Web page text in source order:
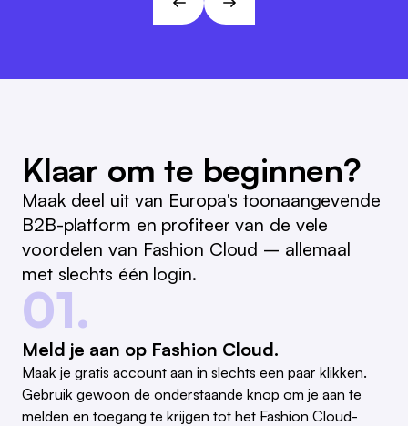
Klaar om te beginnen?
Maak deel uit van Europa's toonaangevende
B2B-platform en profiteer van de vele
voordelen van Fashion Cloud – allemaal
met slechts één login.
01.
Meld je aan op Fashion Cloud.
Maak je gratis account aan in slechts een paar klikken.
Gebruik gewoon de onderstaande knop om je aan te
melden en toegang te krijgen tot het Fashion Cloud-